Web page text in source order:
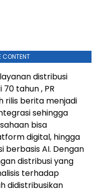
CONTENT
distribusi
tahun , PR
rilis berita menjadi
sehingga
bisa
digital, hingga
berbasis AI. Dengan
distribusi yang
terhadap
didistribusikan